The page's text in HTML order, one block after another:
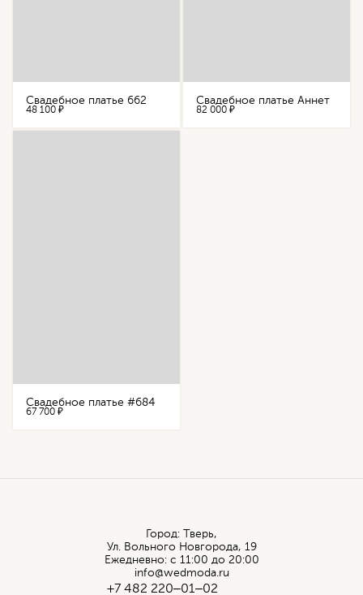
Свадебное платье 662
48 100 ₽
Свадебное платье Аннет
82 000 ₽
Свадебное платье #684
67 700 ₽
Город: Тверь,
Ул. Вольного Новгорода, 19
Ежедневно: с 11:00 до 20:00
info@wedmoda.ru
+7 482 220‒01‒02